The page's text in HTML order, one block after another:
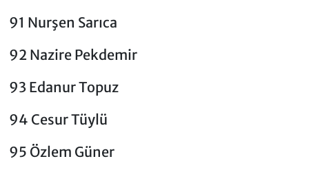
91 Nurşen Sarıca
92 Nazire Pekdemir
93 Edanur Topuz
94 Cesur Tüylü
95 Özlem Güner